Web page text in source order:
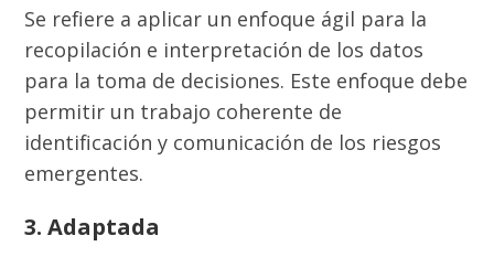
Se refiere a aplicar un enfoque ágil para la
recopilación e interpretación de los datos
para la toma de decisiones. Este enfoque debe
permitir un trabajo coherente de
identificación y comunicación de los riesgos
emergentes.
3. Adaptada